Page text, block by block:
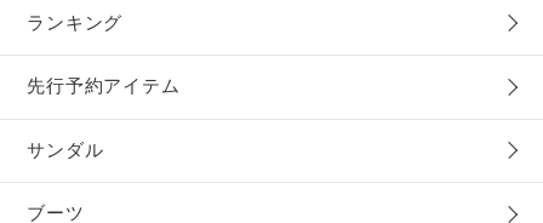
ランキング
先行予約アイテム
サンダル
ブーツ